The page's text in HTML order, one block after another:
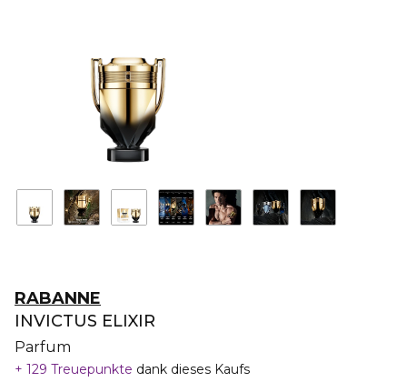
RABANNE
INVICTUS ELIXIR
Parfum
129 Treuepunkte dank dieses Kaufs